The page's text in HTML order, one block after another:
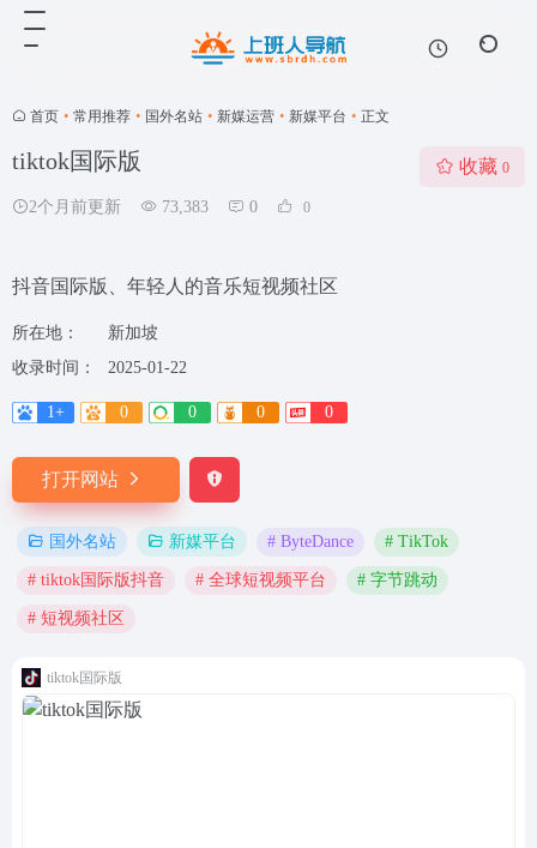
首页 • 常用推荐 • 国外名站 • 新媒运营 • 新媒平台 • 正文
tiktok国际版
2个月前更新 73,383 0 0
收藏 0
抖音国际版、年轻人的音乐短视频社区
所在地：
新加坡
收录时间：
2025-01-22
1+ 0 0 0 0
打开网站
国外名站 新媒平台 # ByteDance # TikTok
# tiktok国际版抖音 # 全球短视频平台 # 字节跳动
# 短视频社区
tiktok国际版